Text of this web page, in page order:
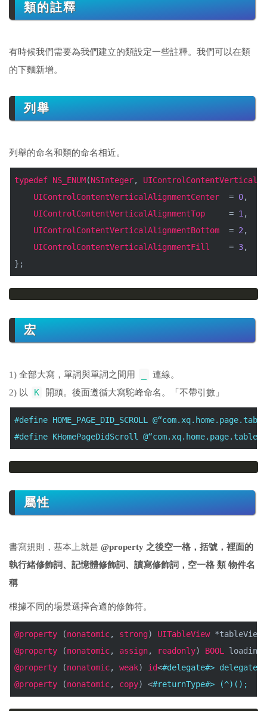
類的註釋
有時候我們需要為我們建立的類設定一些註釋。我們可以在類
的下麵新增。
列舉
列舉的命名和類的命名相近。
typedef NS_ENUM(NSInteger,
UIControlContentVerticalAlignmentCenter = 0,
UIControlContentVerticalAlignmentTop = 1,
UIControlContentVerticalAlignmentBottom = 2,
UIControlContentVerticalAlignmentFill = 3,
};
宏
1) 全部大寫，單詞與單詞之間用
連線。
2) 以
K 開頭。後面遵循大寫駝峰命名。「不帶引數」
#define HOME_PAGE_DID_SCROLL @
#define KHomePageDidScroll @
屬性
書寫規則，基本上就是 @property 之後空一格，括號，裡面的
執行緒修飾詞、記憶體修飾詞、讀寫修飾詞，空一格 類 物件名
稱
根據不同的場景選擇合適的修飾符。
@property (nonatomic, strong) UITableView*tableView;
@property (nonatomic, assign, readonly) BOOL
@property (nonatomic, weak) id<#delegate#> delegate;
@property (nonatomic, copy) <#returnType#> (^)();